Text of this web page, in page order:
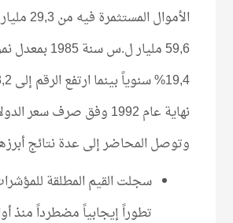
الأموال
59,6 مليار ل.س
نهاية عام 1992 وفق صرف سعر
وتوصل المحاضر إلى عدة نتائج
سجلت القيم المطلقة
تطوراً إيجابياً مضطرداً منذ